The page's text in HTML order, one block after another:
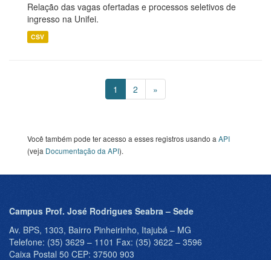
Relação das vagas ofertadas e processos seletivos de
ingresso na Unifei.
CSV
1 2 »
Você também pode ter acesso a esses registros usando a API
(veja Documentação da API).
Campus Prof. José Rodrigues Seabra – Sede
Av. BPS, 1303, Bairro Pinheirinho, Itajubá – MG
Telefone: (35) 3629 – 1101 Fax: (35) 3622 – 3596
Caixa Postal 50 CEP: 37500 903